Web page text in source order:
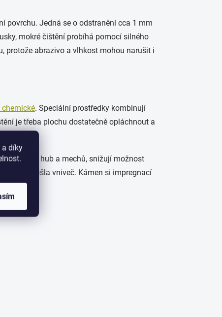
díky
povrchu. Jedná se o odstranění cca 1 mm
mokré čištění probíhá pomocí silného
protože abrazivo a vlhkost mohou narušit i
. Speciální prostředky kombinují
je třeba plochu dostatečně opláchnout a
rozvoji hub a mechů, snižují možnost
by přišla vniveč. Kámen si impregnací